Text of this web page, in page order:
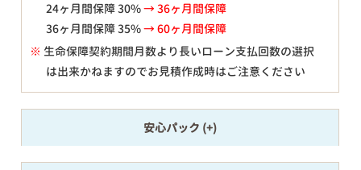
24ヶ月間保障 30%→ 36ヶ月間保障
36ヶ月間保障 35%→ 60ヶ月間保障
※ 生命保障契約期間月数より長いローン支払回数の選択
は出来かねますのでお見積作成時はご注意ください
安心パック